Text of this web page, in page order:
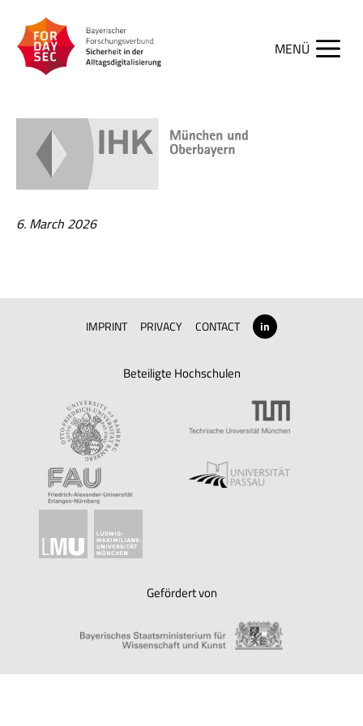
content
6. March 2026
Beteiligte Hochschulen
Gefördert von
IMPRINT PRIVACY CONTACT in